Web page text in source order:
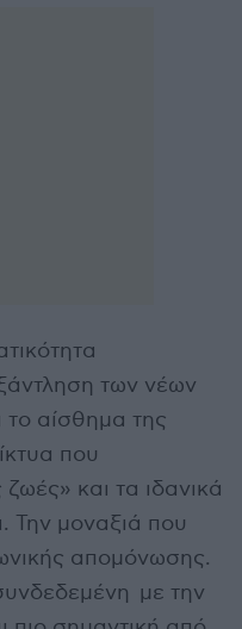
των νέων
αίσθημα της
που
και τα ιδανικά
Την μοναξιά που
απομόνωσης.
με την